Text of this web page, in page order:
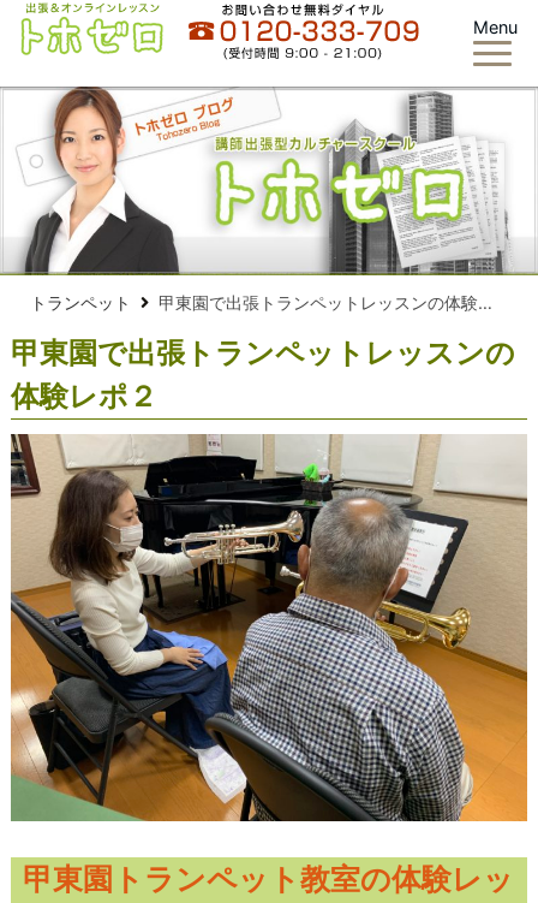
Menu
トランペット 甲東園で出張トランペットレッスンの体験レポ２
甲東園で出張トランペットレッスンの
体験レポ２
甲東園トランペット教室の体験レッ